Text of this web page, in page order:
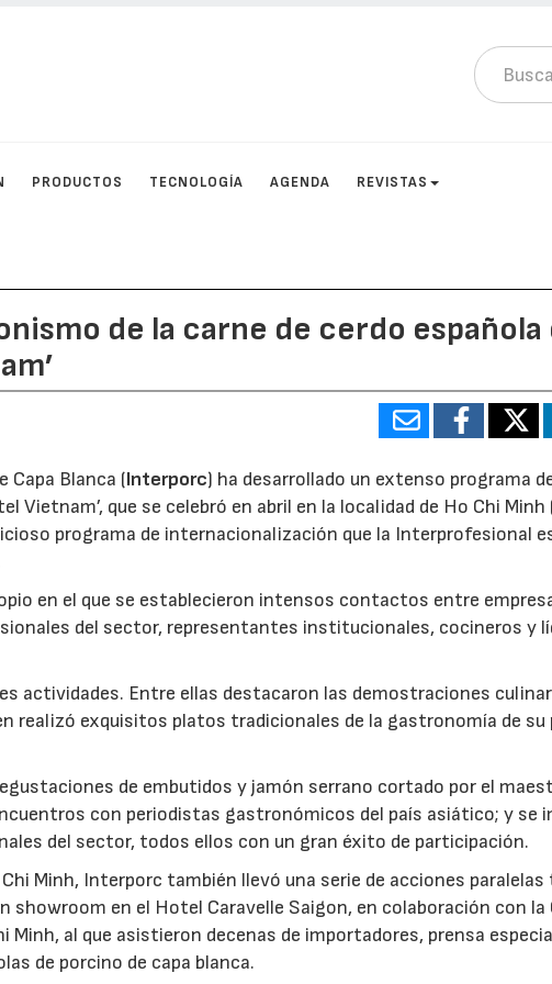
PRODUCTOS TECNOLOGÍA AGENDA REVISTAS
de la carne de cerdo española
Capa Blanca (Interporc) ha desarrollado un extenso programa
Vietnam’, que se celebró en abril en la localidad de Ho Chi
programa de internacionalización que la Interprofesional
en el que se establecieron intensos contactos entre
del sector, representantes institucionales, cocineros y
actividades. Entre ellas destacaron las demostraciones
realizó exquisitos platos tradicionales de la gastronomía de su
de embutidos y jamón serrano cortado por el
con periodistas gastronómicos del país asiático; y se
del sector, todos ellos con un gran éxito de participación.
Minh, Interporc también llevó una serie de acciones
showroom en el Hotel Caravelle Saigon, en colaboración con la
Minh, al que asistieron decenas de importadores, prensa
de porcino de capa blanca.